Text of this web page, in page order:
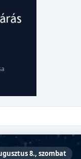
8., szombat